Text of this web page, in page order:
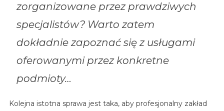
zorganizowane przez prawdziwych
specjalistów? Warto zatem
dokładnie zapoznać się z usługami
oferowanymi przez konkretne
podmioty…
Kolejna istotna sprawa jest taka, aby profesjonalny zakład